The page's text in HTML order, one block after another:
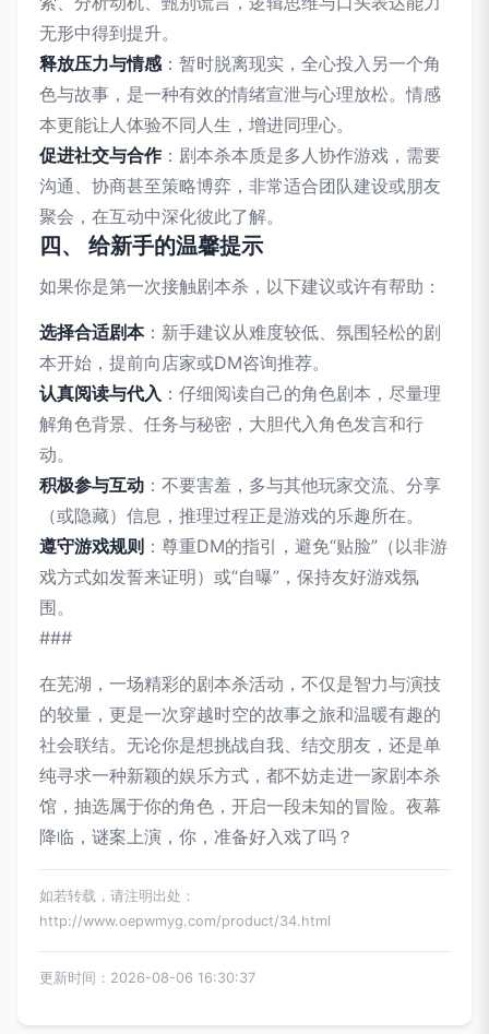
无形中得到提升。
释放压力与情感：暂时脱离现实，全心投入另一个角
色与故事，是一种有效的情绪宣泄与心理放松。情感
本更能让人体验不同人生，增进同理心。
促进社交与合作：剧本杀本质是多人协作游戏，需要
沟通、协商甚至策略博弈，非常适合团队建设或朋友
聚会，在互动中深化彼此了解。
四、 给新手的温馨提示
如果你是第一次接触剧本杀，以下建议或许有帮助：
选择合适剧本：新手建议从难度较低、氛围轻松的剧
本开始，提前向店家或DM咨询推荐。
认真阅读与代入 ：仔细阅读自己的角色剧本，尽量理
解角色背景、任务与秘密，大胆代入角色发言和行
动。
积极参与互动 ：不要害羞，多与其他玩家交流、分享
（或隐藏）信息，推理过程正是游戏的乐趣所在。
遵守游戏规则 ：尊重DM的指引，避免“贴脸”（以非游
戏方式如发誓来证明）或“自曝”，保持友好游戏氛
围。
###
在芜湖，一场精彩的剧本杀活动，不仅是智力与演技
的较量，更是一次穿越时空的故事之旅和温暖有趣的
社会联结。无论你是想挑战自我、结交朋友，还是单
纯寻求一种新颖的娱乐方式，都不妨走进一家剧本杀
馆，抽选属于你的角色，开启一段未知的冒险。夜幕
降临，谜案上演，你，准备好入戏了吗？
如若转载，请注明出处：
http://www.oepwmyg.com/product/34.html
更新时间：2026-08-06 16:30:37